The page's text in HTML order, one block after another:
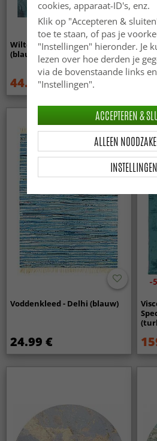
Wilton - Lesley
(blauw/grijs/turkoois)
44.99 € 59.99 €
-
Voddenkleed - Delhi (blauw)
24.99 €
-
cookies, apparaat-ID's, enz.
Klik op "Accepteren &
toe te staan, of pas je
"Instellingen" hieronder. Je
lezen over hoe derden je
via de bovenstaande links
"Instellingen".
INSTELLINGEN
ALLEEN
ACCEPTEREN &